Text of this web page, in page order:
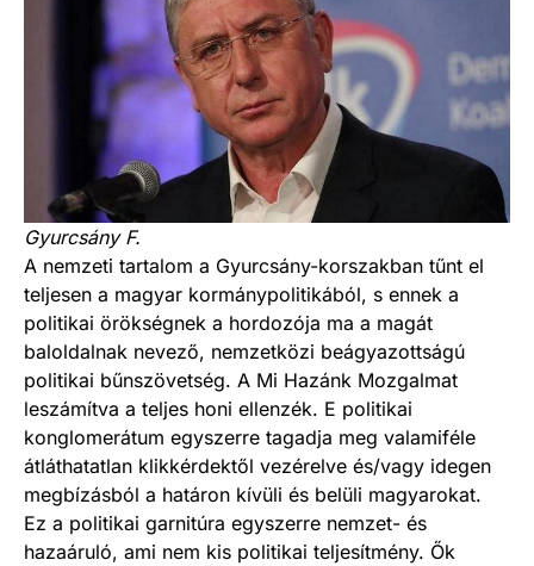
Gyurcsány F.
A nemzeti tartalom a Gyurcsány-korszakban tűnt el
teljesen a magyar kormánypolitikából, s ennek a
politikai örökségnek a hordozója ma a magát
baloldalnak nevező, nemzetközi beágyazottságú
politikai bűnszövetség. A Mi Hazánk Mozgalmat
leszámítva a teljes honi ellenzék. E politikai
konglomerátum egyszerre tagadja meg valamiféle
átláthatatlan klikkérdektől vezérelve és/vagy idegen
megbízásból a határon kívüli és belüli magyarokat.
Ez a politikai garnitúra egyszerre nemzet- és
hazaáruló, ami nem kis politikai teljesítmény. Ők